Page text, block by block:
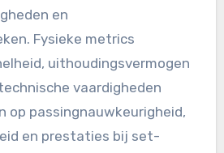
en
Fysieke metrics
uithoudingsvermogen
vaardigheden
op passingnauwkeurigheid,
en prestaties bij set-